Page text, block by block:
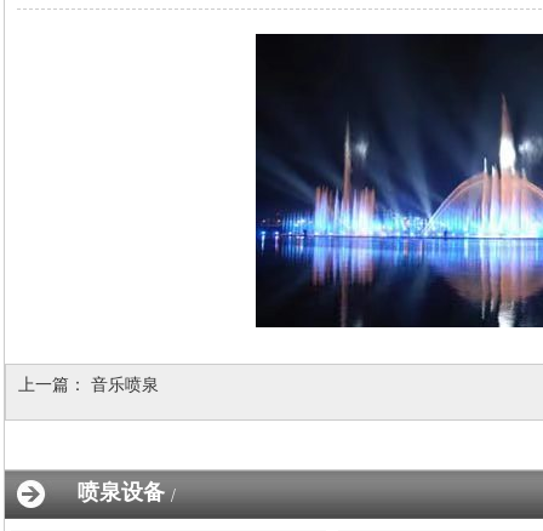
上一篇： 音乐喷泉
喷泉设备 /